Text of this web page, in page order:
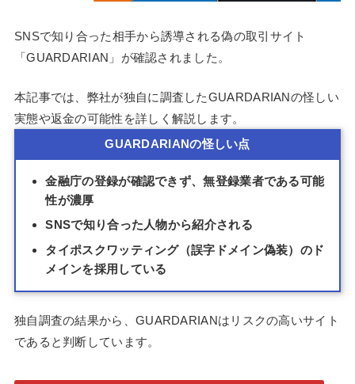
SNSで知り合った相手から誘導される偽の取引サイト
「GUARDARIAN」が確認されました。
本記事では、弊社が独自に調査したGUARDARIANの怪しい
実態や返金の可能性を詳しく解説します。
GUARDARIANの怪しい点
金融庁の登録が確認できず、無登録業者である可能
性が濃厚
SNSで知り合った人物から紹介される
タイポスクワッティング（誤字ドメイン偽装）のド
メインを採用している
独自調査の結果から、GUARDARIANはリスクの高いサイト
であると判断しています。